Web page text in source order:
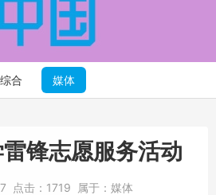
综合 媒体
锋志愿服务活动
点击： 1719 属于： 媒体